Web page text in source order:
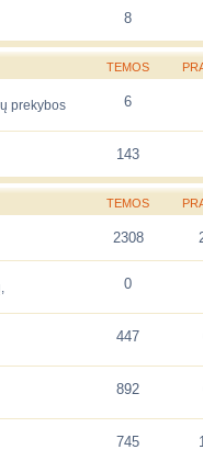
8
TEMOS
prekybos
6
143
TEMOS
2308
0
447
892
745